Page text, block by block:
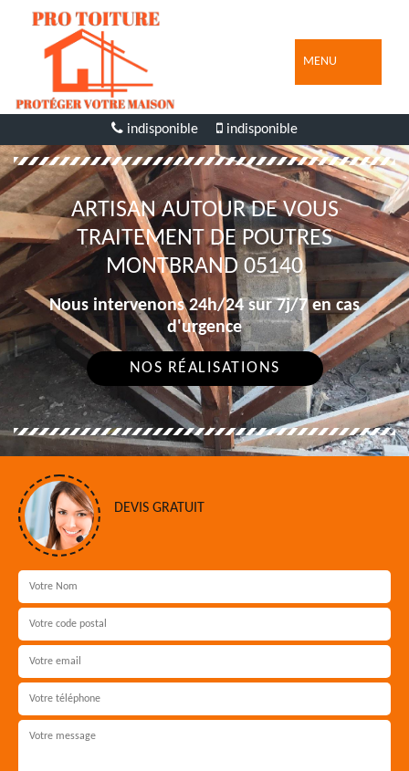
MENU
indisponible indisponible
ARTISAN AUTOUR DE VOUS
TRAITEMENT DE POUTRES
MONTBRAND 05140
Nous intervenons 24h/24 sur 7j/7 en cas
d'urgence
NOS RÉALISATIONS
DEVIS GRATUIT